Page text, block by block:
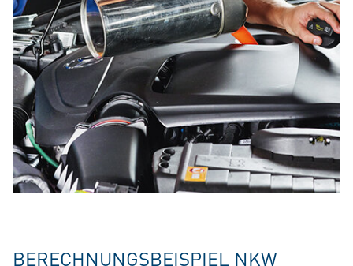
BERECHNUNGSBEISPIEL NKW